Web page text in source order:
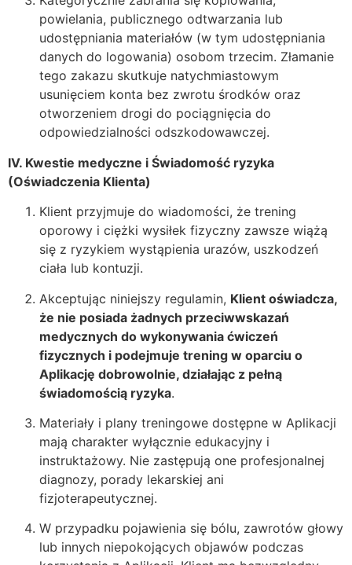
powielania, publicznego odtwarzania lub
udostępniania materiałów (w tym udostępniania
danych do logowania) osobom trzecim. Złamanie
tego zakazu skutkuje natychmiastowym
usunięciem konta bez zwrotu środków oraz
otworzeniem drogi do pociągnięcia do
odpowiedzialności odszkodowawczej.
IV. Kwestie medyczne i Świadomość ryzyka
(Oświadczenia Klienta)
Klient przyjmuje do wiadomości, że trening
oporowy i ciężki wysiłek fizyczny zawsze wiążą
się z ryzykiem wystąpienia urazów, uszkodzeń
ciała lub kontuzji.
Akceptując niniejszy regulamin, Klient oświadcza,
że nie posiada żadnych przeciwwskazań
medycznych do wykonywania ćwiczeń
fizycznych i podejmuje trening w oparciu o
Aplikację dobrowolnie, działając z pełną
świadomością ryzyka.
Materiały i plany treningowe dostępne w Aplikacji
mają charakter wyłącznie edukacyjny i
instruktażowy. Nie zastępują one profesjonalnej
diagnozy, porady lekarskiej ani
fizjoterapeutycznej.
W przypadku pojawienia się bólu, zawrotów głowy
lub innych niepokojących objawów podczas